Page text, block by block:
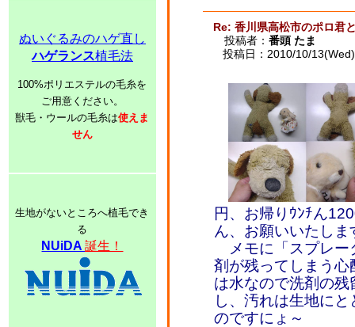
ぬいぐるみのハゲ直し
ハゲランス植毛法
100%ポリエステルの毛糸を
ご用意ください。
獣毛・ウールの毛糸は使えま
せん
生地がないところへ植毛でき
る
NUiDA誕生！
Re: 香川県高松市のポロ君
投稿者： 番頭 たま
投稿日：2010/10/
円、お帰りｳﾝﾁん
ん、お願いいたしま
メモに「スプレー
剤が残ってしまう
は水なので洗剤の
し、汚れは生地に
のですにょ～